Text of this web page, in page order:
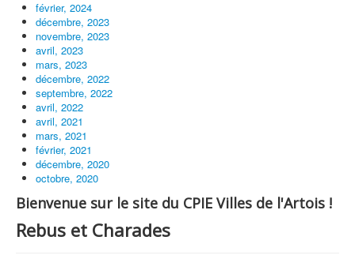
février, 2024
décembre, 2023
novembre, 2023
avril, 2023
mars, 2023
décembre, 2022
septembre, 2022
avril, 2022
avril, 2021
mars, 2021
février, 2021
décembre, 2020
octobre, 2020
Bienvenue sur le site du CPIE Villes de l'Artois !
Rebus et Charades